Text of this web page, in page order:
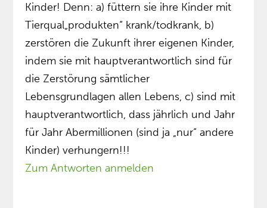
Kinder! Denn: a) füttern sie ihre Kinder mit
Tierqual„produkten“ krank/todkrank, b)
zerstören die Zukunft ihrer eigenen Kinder,
indem sie mit hauptverantwortlich sind für
die Zerstörung sämtlicher
Lebensgrundlagen allen Lebens, c) sind mit
hauptverantwortlich, dass jährlich und Jahr
für Jahr Abermillionen (sind ja „nur“ andere
Kinder) verhungern!!!
Zum Antworten anmelden